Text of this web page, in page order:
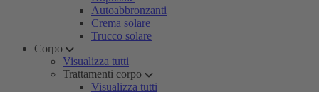
Autoabbronzanti
Crema solare
Trucco solare
Corpo
Visualizza tutti
Trattamenti corpo
Visualizza tutti